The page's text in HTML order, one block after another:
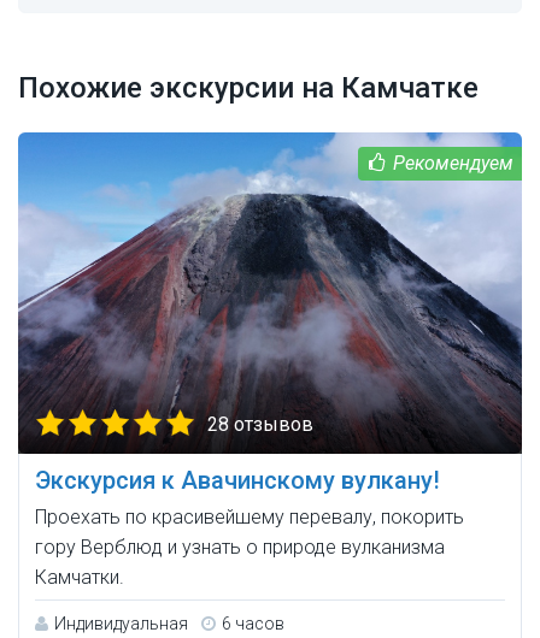
Похожие экскурсии на Камчатке
28 отзывов
Экскурсия к Авачинскому вулкану!
Проехать по красивейшему перевалу, покорить
гору Верблюд и узнать о природе вулканизма
Камчатки.
Индивидуальная 6 часов